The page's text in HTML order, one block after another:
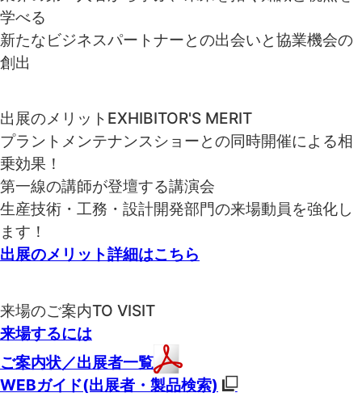
学べる
新たなビジネスパートナーとの出会いと協業機会の
創出
出展のメリット EXHIBITOR'S MERIT
プラントメンテナンスショーとの同時開催による相
乗効果！
第一線の講師が登壇する講演会
生産技術・工務・設計開発部門の来場動員を強化し
ます！
出展のメリット詳細はこちら
来場のご案内TO VISIT
来場するには
ご案内状／出展者一覧
WEBガイド(出展者・製品検索)